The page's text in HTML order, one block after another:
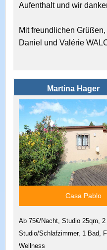
Aufenthalt und wir
Mit freundlichen Grüßen,
Daniel und Valérie
Martina Hager
Casa Pablo
Ab 75€/Nacht, Studio 25qm, 2
Studio/Schlafzimmer, 1 Bad,
Wellness